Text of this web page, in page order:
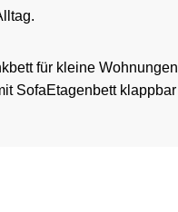
für kleine Wohnungen
SofaEtagenbett klappbar